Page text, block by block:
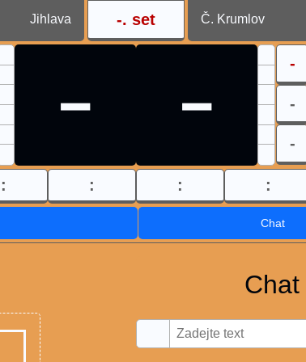
Jihlava -. set Č. Krumlov
- - -
-
-
: : : :
Chat
Chat